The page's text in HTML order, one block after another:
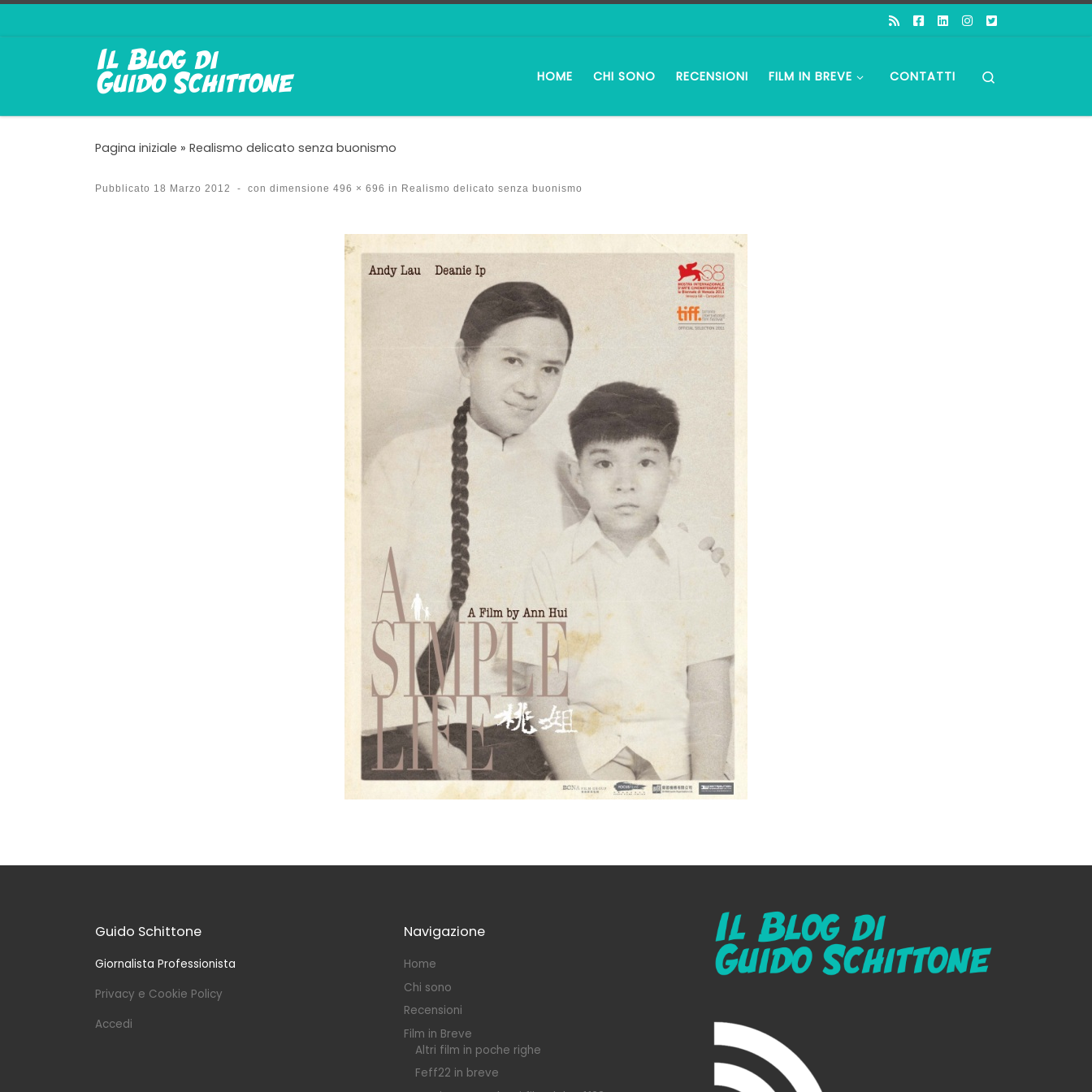
HOME CHI SONO RECENSIONI FILM IN BREVE CONTATTI
Pagina iniziale » Realismo delicato senza buonismo
Pubblicato 18 Marzo 2012 - con dimensione 496 × 696 in Realismo delicato senza buonismo
Navigazione immagini
Guido Schittone
Giornalista Professionista
Privacy e Cookie Policy
Accedi
Navigazione
Home
Chi sono
Recensioni
Film in Breve
Altri film in poche righe
Feff22 in breve